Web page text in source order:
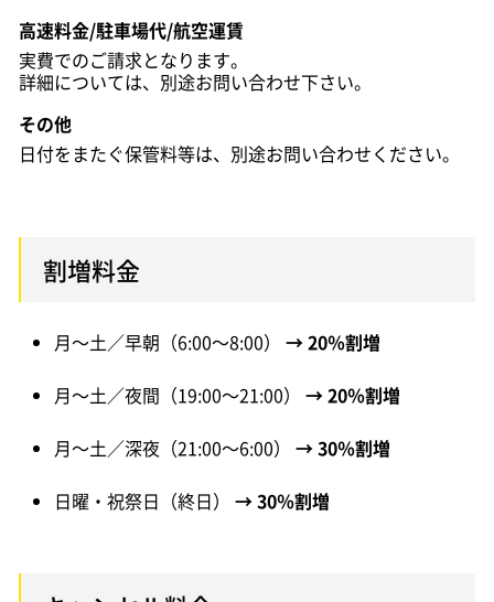
高速料金/駐車場代/航空運賃
実費でのご請求となります。
詳細については、別途お問い合わせ下さい。
その他
日付をまたぐ保管料等は、別途お問い合わせください。
割増料金
月～土／早朝（6:00～8:00）
→ 20％割増
月～土／夜間（19:00～21:00）
→ 20％割増
月～土／深夜（21:00～6:00）
→ 30％割増
日曜・祝祭日（終日）
→ 30％割増